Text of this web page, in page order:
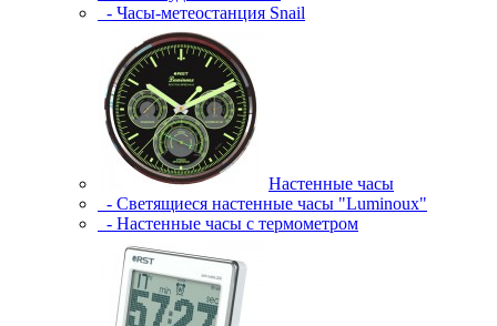
- Часы-метеостанция Snail
Настенные часы
- Светящиеся настенные часы "Luminoux"
- Настенные часы с термометром